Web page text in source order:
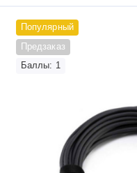
Популярный
Предзаказ
Баллы: 1